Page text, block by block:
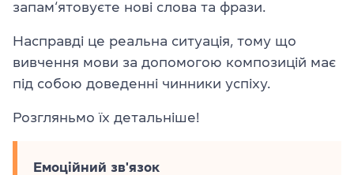
запам‘ятовуєте нові слова та фрази.
Насправді це реальна ситуація, тому що
вивчення мови за допомогою композицій має
під собою доведенні чинники успіху.
Розгляньмо їх детальніше!
Емоційний зв'язок